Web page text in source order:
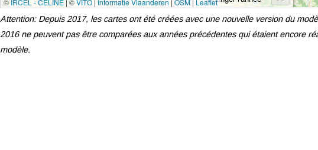
Attention: Depuis 2017, les cartes ont été créées avec une nouvelle version du
2016 ne peuvent pas être comparées aux années précédentes qui étaient encore
modèle.